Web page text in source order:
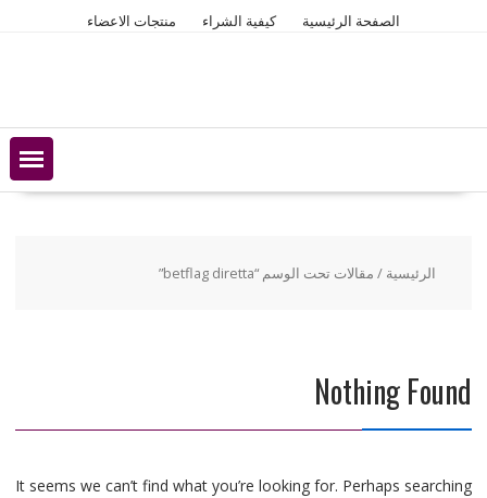
الصفحة الرئيسية كيفية الشراء منتجات الاعضاء
الرئيسية / مقالات تحت الوسم “betflag diretta”
Nothing Found
It seems we can’t find what you’re looking for. Perhaps searching